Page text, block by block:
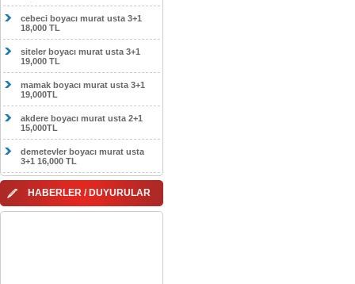
cebeci boyacı murat usta 3+1
18,000 TL
siteler boyacı murat usta 3+1
19,000 TL
mamak boyacı murat usta 3+1
19,000TL
akdere boyacı murat usta 2+1
15,000TL
demetevler boyacı murat usta
3+1 16,000 TL
HABERLER / DUYURULAR